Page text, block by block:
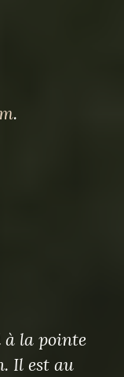
.
la pointe
Il est au